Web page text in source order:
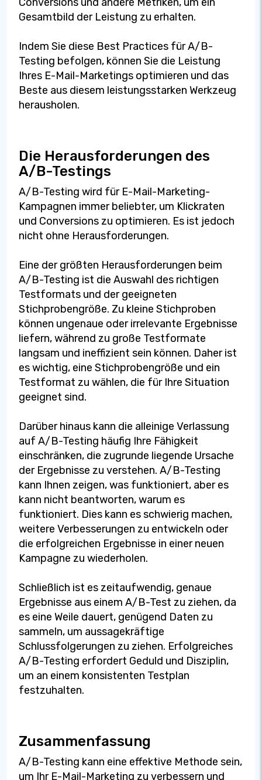
Gesamtbild der Leistung zu erhalten.
Indem Sie diese Best Practices für A/B-
Testing befolgen, können Sie die Leistung
Ihres E-Mail-Marketings optimieren und das
Beste aus diesem leistungsstarken Werkzeug
herausholen.
Die Herausforderungen des
A/B-Testings
A/B-Testing wird für E-Mail-Marketing-
Kampagnen immer beliebter, um Klickraten
und Conversions zu optimieren. Es ist jedoch
nicht ohne Herausforderungen.
Eine der größten Herausforderungen beim
A/B-Testing ist die Auswahl des richtigen
Testformats und der geeigneten
Stichprobengröße. Zu kleine Stichproben
können ungenaue oder irrelevante Ergebnisse
liefern, während zu große Testformate
langsam und ineffizient sein können. Daher ist
es wichtig, eine Stichprobengröße und ein
Testformat zu wählen, die für Ihre Situation
geeignet sind.
Darüber hinaus kann die alleinige Verlassung
auf A/B-Testing häufig Ihre Fähigkeit
einschränken, die zugrunde liegende Ursache
der Ergebnisse zu verstehen. A/B-Testing
kann Ihnen zeigen, was funktioniert, aber es
kann nicht beantworten, warum es
funktioniert. Dies kann es schwierig machen,
weitere Verbesserungen zu entwickeln oder
die erfolgreichen Ergebnisse in einer neuen
Kampagne zu wiederholen.
Schließlich ist es zeitaufwendig, genaue
Ergebnisse aus einem A/B-Test zu ziehen, da
es eine Weile dauert, genügend Daten zu
sammeln, um aussagekräftige
Schlussfolgerungen zu ziehen. Erfolgreiches
A/B-Testing erfordert Geduld und Disziplin,
um an einem konsistenten Testplan
festzuhalten.
Zusammenfassung
A/B-Testing kann eine effektive Methode sein,
um Ihr E-Mail-Marketing zu verbessern und